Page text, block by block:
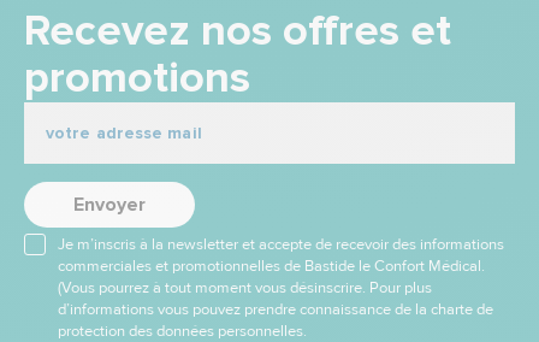
Recevez nos offres et
promotions
Envoyer
Je m’inscris à la newsletter et accepte de recevoir des informations
commerciales et promotionnelles de Bastide le Confort Médical.
(Vous pourrez à tout moment vous désinscrire. Pour plus
d’informations vous pouvez prendre connaissance de la charte de
protection des données personnelles.